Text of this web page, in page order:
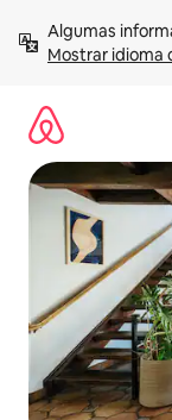
para
Mostrar idioma